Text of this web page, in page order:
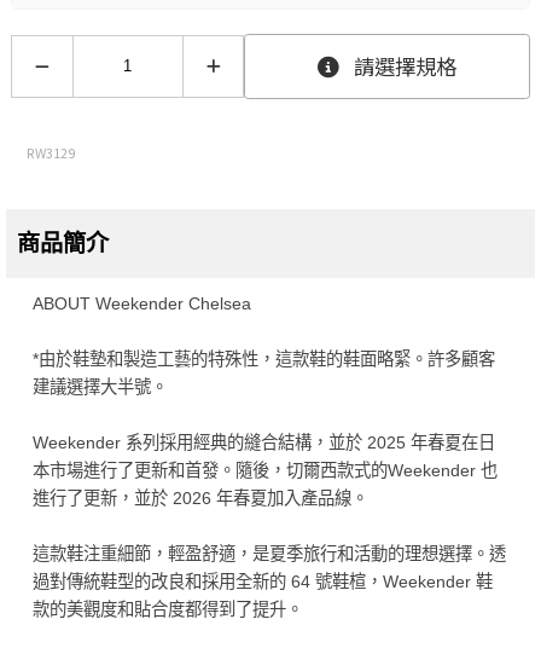
請選擇規格
RW3129
商品簡介
ABOUT Weekender Chelsea
*由於鞋墊和製造工藝的特殊性，這款鞋的鞋面略緊。許多顧客
建議選擇大半號。
Weekender 系列採用經典的縫合結構，並於 2025 年春夏在日
本市場進行了更新和首發。隨後，切爾西款式的Weekender 也
進行了更新，並於 2026 年春夏加入產品線。
這款鞋注重細節，輕盈舒適，是夏季旅行和活動的理想選擇。透
過對傳統鞋型的改良和採用全新的 64 號鞋楦，Weekender 鞋
款的美觀度和貼合度都得到了提升。